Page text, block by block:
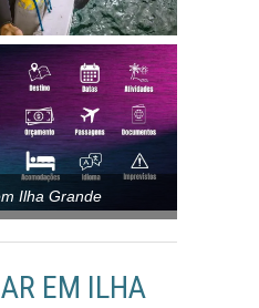
Ilha Grande
EM ILHA